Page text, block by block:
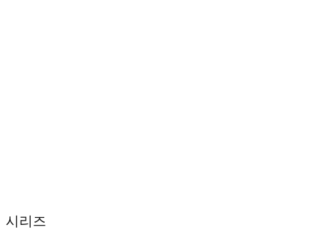
시리즈